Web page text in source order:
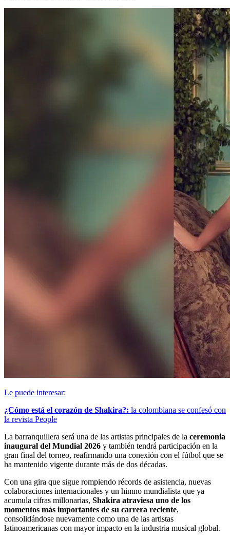
Le puede interesar:
¿Cómo está el corazón de Shakira?: la colombiana se confesó con
la revista People
La barranquillera será una de las artistas principales de la ceremonia
inaugural del Mundial 2026 y también tendrá participación en la
gran final del torneo, reafirmando una conexión con el fútbol que se
ha mantenido vigente durante más de dos décadas.
Con una gira que sigue rompiendo récords de asistencia, nuevas
colaboraciones internacionales y un himno mundialista que ya
acumula cifras millonarias, Shakira atraviesa uno de los
momentos más importantes de su carrera reciente,
consolidándose nuevamente como una de las artistas
latinoamericanas con mayor impacto en la industria musical global.